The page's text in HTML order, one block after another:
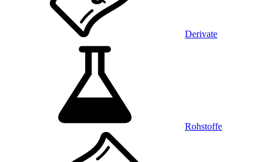
Derivate
Rohstoffe